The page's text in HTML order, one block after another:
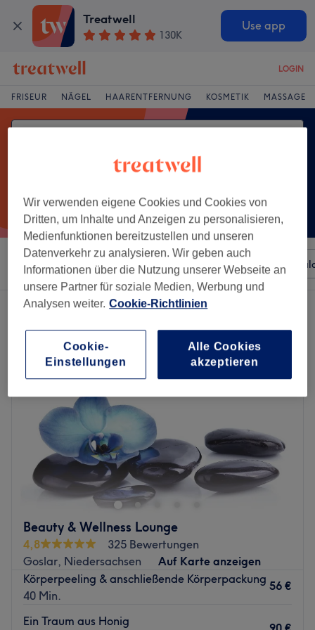
Treatwell
130K
Use app
LOGIN
FRISEUR NÄGEL HAARENTFERNUNG KOSMETIK MASSAGE
Sortieren nach Beliebiger Preis Besonderheiten
Ein Salon, der anbietet: körperpeelings in Goslar, Niedersachsen
Beauty & Wellness Lounge
4,8
325 Bewertungen
Goslar, Niedersachsen
Auf Karte anzeigen
Körperpeeling & anschließende Körperpackung
40 Min.
56 €
Ein Traum aus Honig
Wir verwenden eigene Cookies und Cookies von
Dritten, um Inhalte und Anzeigen zu personalisieren,
Medienfunktionen bereitzustellen und unseren
Datenverkehr zu analysieren. Wir geben auch
Informationen über die Nutzung unserer Webseite an
unsere Partner für soziale Medien, Werbung und
Analysen weiter. Cookie-Richtlinien
Cookie-
Einstellungen
Alle Cookies
akzeptieren